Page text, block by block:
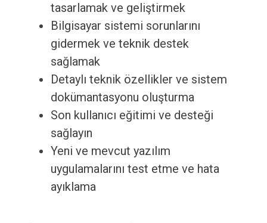
tasarlamak ve geliştirmek
Bilgisayar sistemi sorunlarını
gidermek ve teknik destek
sağlamak
Detaylı teknik özellikler ve sistem
dokümantasyonu oluşturma
Son kullanıcı eğitimi ve desteği
sağlayın
Yeni ve mevcut yazılım
uygulamalarını test etme ve hata
ayıklama